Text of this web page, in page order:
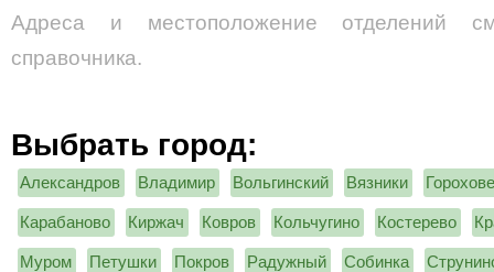
Адреса и местоположение отделений
справочника.
Выбрать город:
Александров Владимир Вольгинский Вязники
Карабаново Киржач Ковров Кольчугино Костерево
Муром Петушки Покров Радужный Собинка